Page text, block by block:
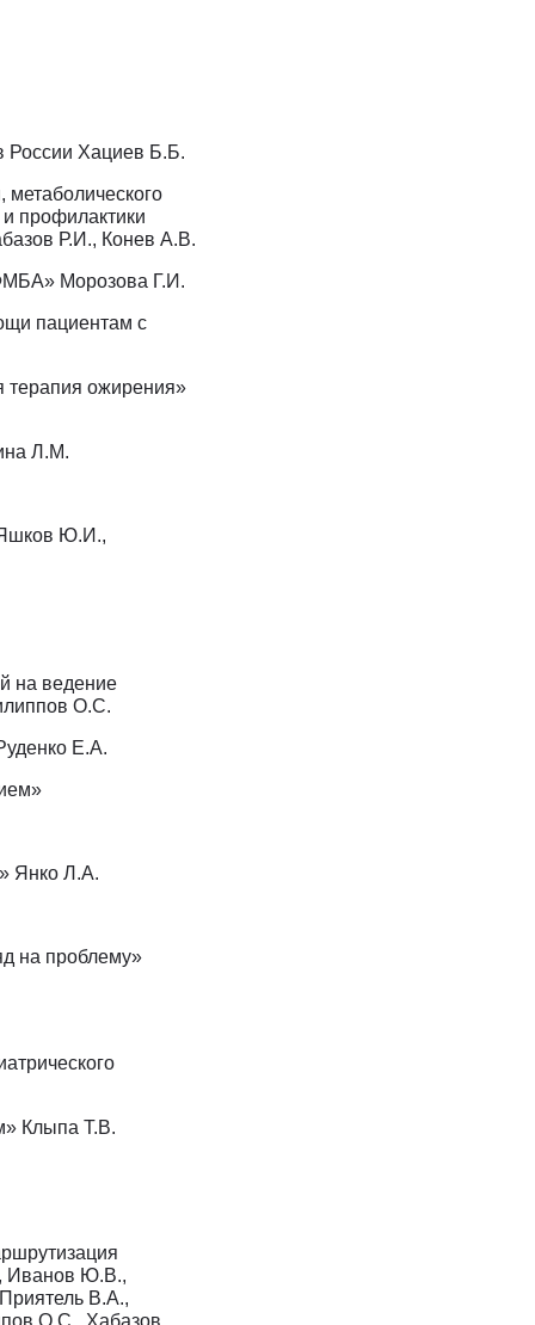
России Хациев Б.Б.
профилактики
Р.И., Конев А.В.
Морозова Г.И.
пациентам с
терапия ожирения»
Л.М.
Яшков Ю.И.,
на ведение
О.С.
Е.А.
Янко Л.А.
на проблему»
Клыпа Т.В.
Иванов Ю.В.,
В.А.,